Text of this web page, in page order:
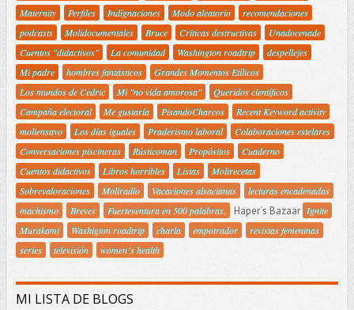
Maternity
Perfiles Indignaciones Modo aleatorio
recomendaciones
podcasts
Molidocumentales Bruce Criticas destructivas
Unadocenade
Cuentos "didactivos"
La comunidad Washington roadtrip
despellejes
Mi padre
hombres fantásticos
Grandes Momentos Etílicos
Los mundos de Cedric
Mi "no vida amorosa"
Queridos científicos
Campaña electoral
Me gustaría PisandoCharcos
Recent Keyword activity
moliensayo
Los días iguales Praderismo laboral
Colaboraciones estelares
Conversaciones piscineras
Rústicoman Propósitos
Cuaderno
Cuentos didactivos
Libros horribles Listas
Molirecetas
Sobrevaloraciones
Moliradio Vacaciones alsacianas
lecturas encadenadas
machismo
Breves Fuerteventura en 500 palabras. Haper´s Bazaar Ignite
Murakami
Washigton roadtrip charla empotrador
revistas femeninas
series
televisión women´s health
MI LISTA DE BLOGS